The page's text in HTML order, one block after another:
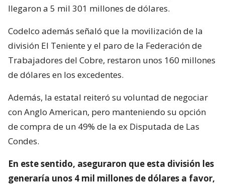
llegaron a 5 mil 301 millones de dólares.
Codelco además señaló que la movilización de la
división El Teniente y el paro de la Federación de
Trabajadores del Cobre, restaron unos 160 millones
de dólares en los excedentes.
Además, la estatal reiteró su voluntad de negociar
con Anglo American, pero manteniendo su opción
de compra de un 49% de la ex Disputada de Las
Condes.
En este sentido, aseguraron que esta división les
generaría unos 4 mil millones de dólares a favor,